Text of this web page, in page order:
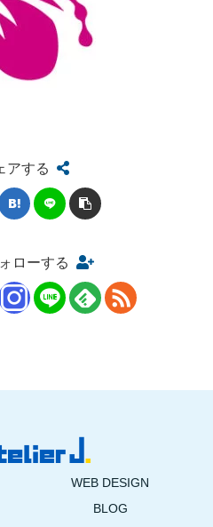
アする
ローする
WEB DESIGN
BLOG